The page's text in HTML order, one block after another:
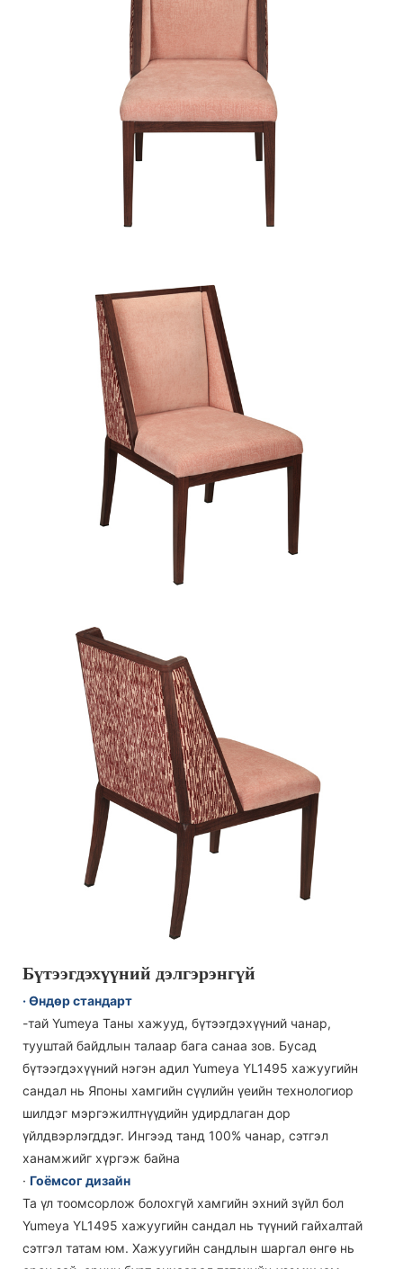
Бүтээгдэхүүний дэлгэрэнгүй
· Өндөр стандарт
-тай Yumeya Таны хажууд, бүтээгдэхүүний чанар,
тууштай байдлын талаар бага санаа зов. Бусад
бүтээгдэхүүний нэгэн адил Yumeya YL1495 хажуугийн
сандал нь Японы хамгийн сүүлийн үеийн технологиор
шилдэг мэргэжилтнүүдийн удирдлаган дор
үйлдвэрлэгддэг. Ингээд танд 100% чанар, сэтгэл
ханамжийг хүргэж байна
· Гоёмсог дизайн
Та үл тоомсорлож болохгүй хамгийн эхний зүйл бол
Yumeya YL1495 хажуугийн сандал нь түүний гайхалтай
сэтгэл татам юм. Хажуугийн сандлын шаргал өнгө нь